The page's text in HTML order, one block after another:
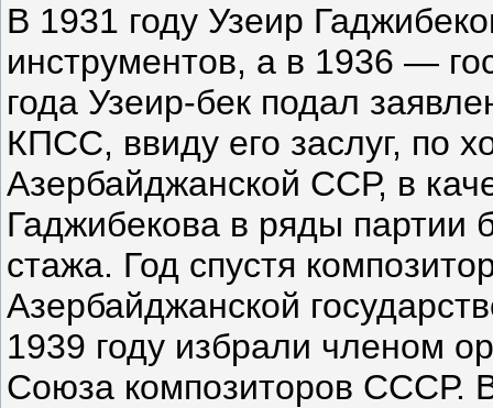
В 1931 году Узеир
инструментов, а в 1936 —
года Узеир-бек подал
КПСС, ввиду его заслуг, по
Азербайджанской ССР, в
Гаджибекова в ряды партии
стажа. Год спустя
Азербайджанской
1939 году избрали членом
Союза композиторов СССР.